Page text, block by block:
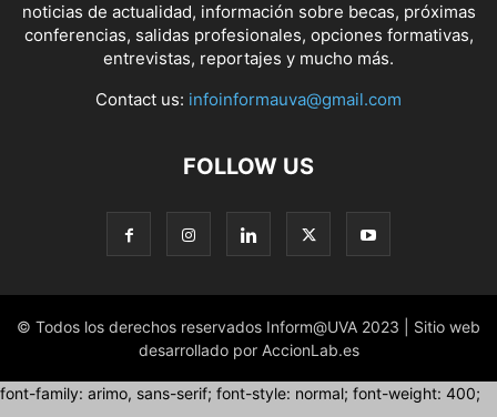
noticias de actualidad, información sobre becas, próximas
conferencias, salidas profesionales, opciones formativas,
entrevistas, reportajes y mucho más.
Contact us: infoinformauva@gmail.com
FOLLOW US
© Todos los derechos reservados Inform@UVA 2023 | Sitio web
desarrollado por AccionLab.es
font-family: arimo, sans-serif; font-style: normal; font-weight: 400;